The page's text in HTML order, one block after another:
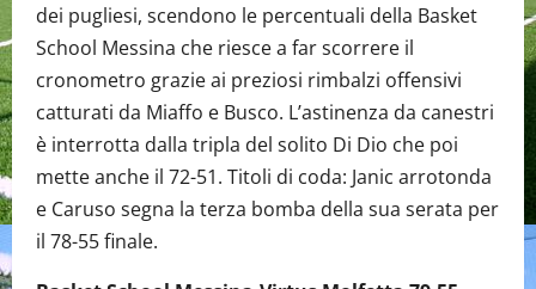
dei pugliesi, scendono le percentuali della Basket
School Messina che riesce a far scorrere il
cronometro grazie ai preziosi rimbalzi offensivi
catturati da Miaffo e Busco. L’astinenza da canestri
è interrotta dalla tripla del solito Di Dio che poi
mette anche il 72-51. Titoli di coda: Janic arrotonda
e Caruso segna la terza bomba della sua serata per
il 78-55 finale.